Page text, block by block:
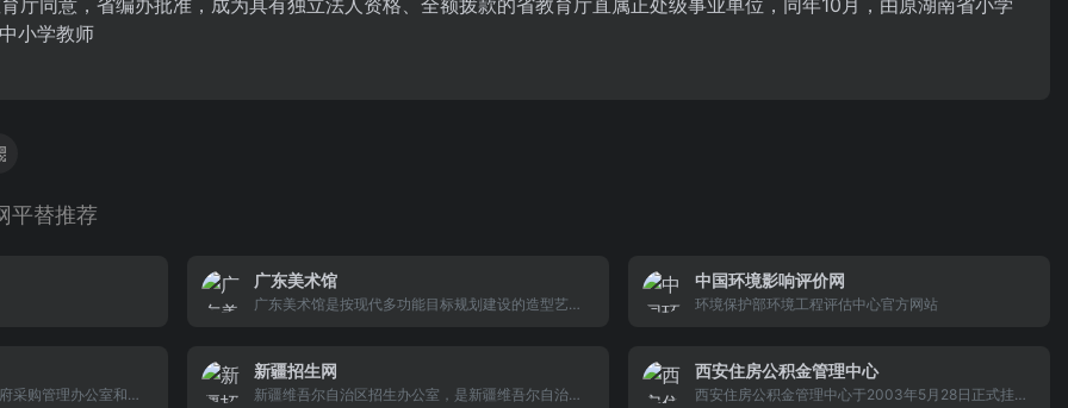
厅同意，省编办批准，成为具有独立法人资格、全额拨款的省教育厅直属正处级事业单位，同年10月，由原湖南省小学
小学教师
平替推荐
广东美术馆
广东美术馆是按现代多功能目标规划建设的造型艺术
日落成开馆。2011年6月29日起免费对外开放，同年
被评为首批国家重点美术馆。总建筑面积22000平方
中国环境影响评价网
环境保护部环境工程评估中心官方网站
采购管理办公室和浙
新疆招生网
新疆维吾尔自治区招生办公室，是新疆维吾尔自治区
西安住房公积金管理中心
西安住房公积金管理中心于2003年5月28日正式挂牌